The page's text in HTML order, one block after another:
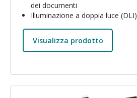
dei documenti
Illuminazione a doppia luce (DLI)
Visualizza prodotto
Immagine